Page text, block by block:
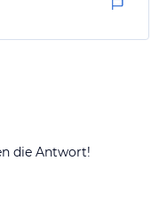
die Antwort!